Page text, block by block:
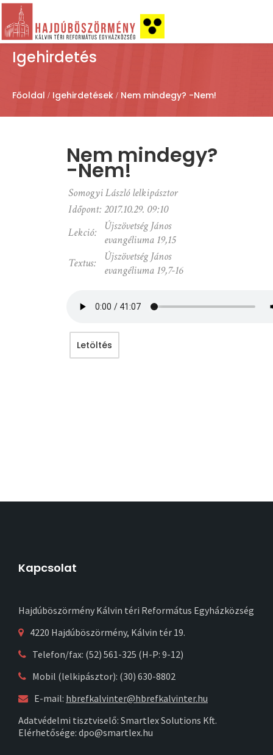
Igehirdetés
Főoldal Igehirdetések Nem mindegy? -Nem!
Nem mindegy?
-Nem!
Somogyi László lelkipásztor
Időpont: 2017.10.29. 09:10
Lekció:
Újszövetség János
evangéliuma 19,15
Textus:
Újszövetség János
evangéliuma 19,7-16
Letöltés
Kapcsolat
Hajdúböszörmény Kálvin téri Református Egyházközség
4220 Hajdúböszörmény, Kálvin tér 19.
Telefon/fax: (52) 561-325 (H-P: 9-12)
Mobil (lelkipásztor): (30) 630-8802
E-mail: hbrefkalvinter@hbrefkalvinter.hu
Adatvédelmi tisztviselő: Smartlex Solutions Kft.
Elérhetősége: dpo@smartlex.hu